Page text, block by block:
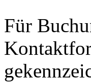
Für